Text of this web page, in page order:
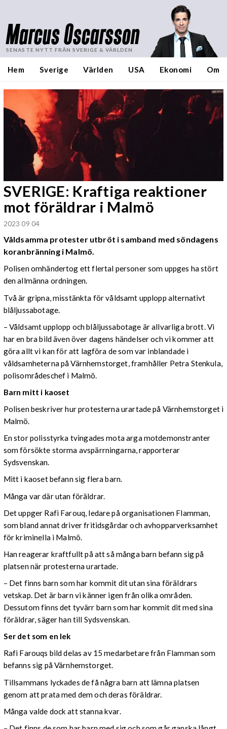
Marcus Oscarsson
SENASTE NYTT FRÅN SVERIGE & VÄRLDEN
Hem Sverige Världen USA Ekonomi Om
SVERIGE: Kraftiga reaktioner
mot föräldrar i Malmö
2023 09 04
Våldsamma protester utbröt i samband med söndagens
koranbränning i Malmö.
Polisen omhändertog ett flertal personer som uppges ha stört
den allmänna ordningen.
Två är gripna, misstänkta för våldsamt upplopp alternativt
blåljussabotage.
– Våldsamt upplopp och blåljussabotage är allvarliga brott. Vi
har en bra bild även över dagens händelser och vi kommer att
göra allt vi kan för att lagföra de som var inblandade i
våldsamheterna på Värnhemstorget, framhåller Petra Stenkula,
polisområdeschef i Malmö.
Barn mitt i kaoset
Polisen beskriver hur protesterna urartade på Värnhemstorget i
Malmö.
En stor polisstyrka tvingades mota arga motdemonstranter
som försökte storma avspärrningarna, rapporterar
Sydsvenskan.
Mitt i kaoset befann sig flera barn.
Många var där utan föräldrar.
Det uppger Rafi Farouq, ledare på organisationen Flamman,
som bland annat driver fritidsgårdar och avhopparverksamhet
för kriminella i Malmö.
Han reagerar kraftfullt på att så många barn befann sig på
platsen när protesterna urartade.
– Det finns barn som har kommit dit utan sina föräldrars
vetskap. Det är barn vi känner igen från olika områden.
Dessutom finns det tyvärr barn som har kommit dit med sina
föräldrar, säger han till Sydsvenskan.
Ser det som en lek
Rafi Farouqs bild delas av 15 medarbetare från Flamman som
befanns sig på Värnhemstorget.
Tillsammans lyckades de få några barn att lämna platsen
genom att prata med dem och deras föräldrar.
Många valde dock att stanna kvar.